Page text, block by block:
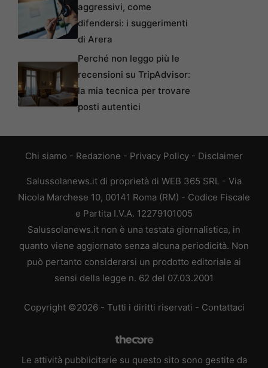
aggressivi, come
difendersi: i suggerimenti
di Arera
Perché non leggo più le
recensioni su TripAdvisor:
la mia tecnica per trovare
posti autentici
Chi siamo - Redazione - Privacy Policy - Disclaimer
Salussolanews.it di proprietà di WEB 365 SRL - Via
Nicola Marchese 10, 00141 Roma (RM) - Codice Fiscale
e Partita I.V.A. 12279101005
Salussolanews.it non è una testata giornalistica, in
quanto viene aggiornato senza alcuna periodicità. Non
può pertanto considerarsi un prodotto editoriale ai
sensi della legge n. 62 del 07.03.2001
Copyright ©2026 - Tutti i diritti riservati - Contattaci
Le attività pubblicitarie su questo sito sono gestite da